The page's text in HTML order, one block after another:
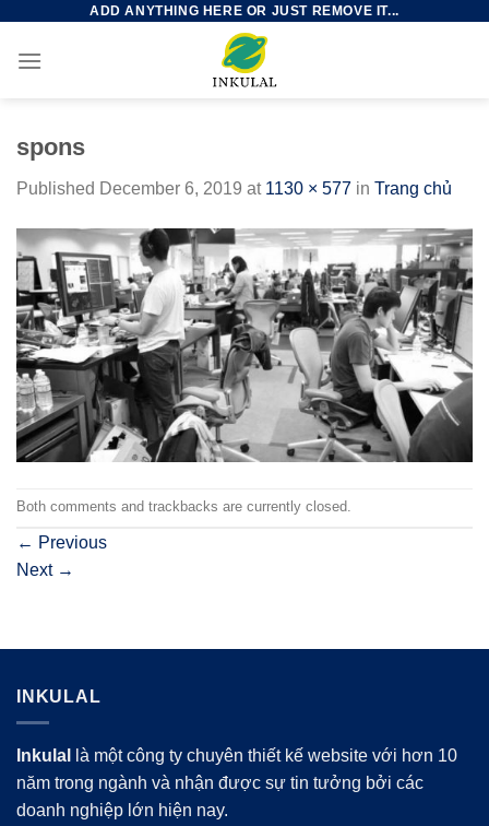
content
ADD ANYTHING HERE OR JUST REMOVE IT...
spons
Published December 6, 2019 at 1130 × 577 in Trang chủ
Both comments and trackbacks are currently closed.
← Previous
Next →
INKULAL
Inkulal
là một công ty chuyên thiết kế website với hơn 10
năm trong ngành và nhận được sự tin tưởng bởi các
doanh nghiệp lớn hiện nay.